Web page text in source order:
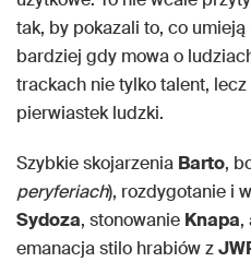
tak, by pokazali to, co
bardziej gdy mowa o
trackach nie tylko talent,
pierwiastek ludzki.
Szybkie skojarzenia Barto,
peryferiach), rozdygotanie i
Sydoza, stonowanie Knapa,
emanacja stilo hrabiów z